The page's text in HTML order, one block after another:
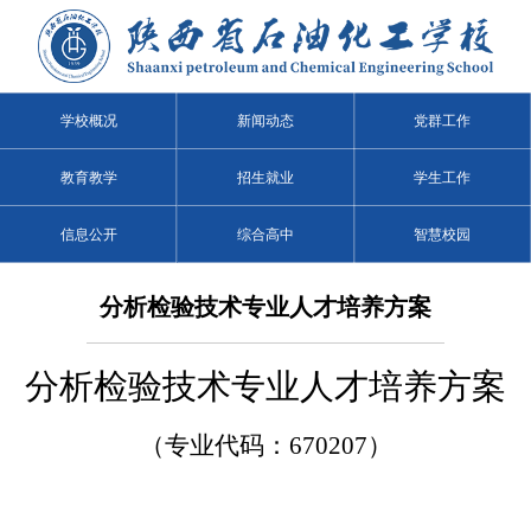
学校概况 新闻动态 党群工作
教育教学 招生就业 学生工作
信息公开 综合高中 智慧校园
分析检验技术专业人才培养方案
分析检验技术专业人才培养方案
（专业代码：670207）